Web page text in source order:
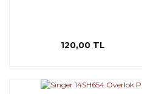
120,00 TL